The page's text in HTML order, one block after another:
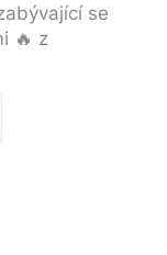
se
🔥 z